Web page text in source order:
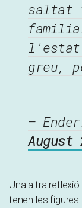
saltat
greu,
—
August
Una altra
tenen les